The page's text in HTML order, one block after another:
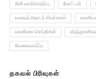
மின் வாக்கெடுப்பு மோட்டார்
வலைத் தொடர் விமர்சனம்
வானிலை செய்திகள்
வேலைவாய்ப்பு
தகவல் பிரிவுகள்